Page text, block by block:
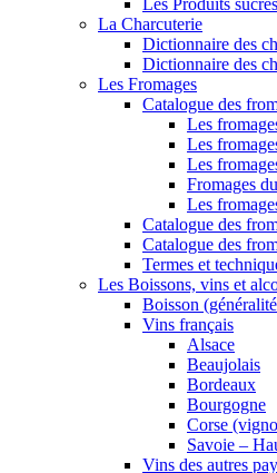
Les Produits
La Charcuterie
Dictionnaire des
Dictionnaire des
Les Fromages
Catalogue des
Les
Les
Les
Fromages
Les
Catalogue des
Catalogue des
Termes et
Les Boissons, vins et
Boisson
Vins français
Alsace
Beaujolais
Bordeaux
Bourgogne
Corse
Savoie –
Vins des autres